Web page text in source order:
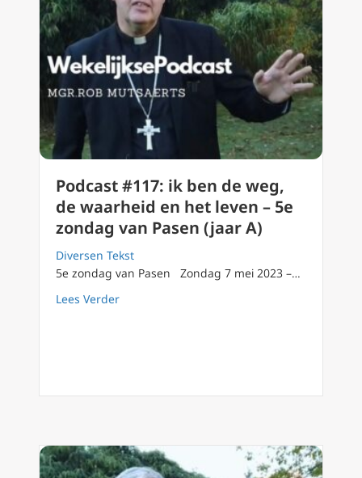
Podcast #117: ik ben de weg,
de waarheid en het leven – 5e
zondag van Pasen (jaar A)
Diversen Tekst
5e zondag van Pasen Zondag 7 mei 2023 –…
Lees Verderabout Podcast #117: ik ben de weg, de